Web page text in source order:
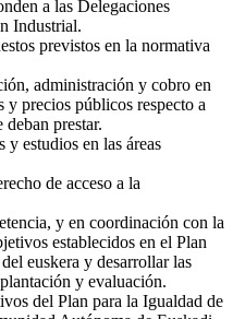
a las Delegaciones
Industrial.
previstos en la normativa
administración y cobro en
y precios públicos respecto a
prestar.
y estudios en las áreas
de acceso a la
y en coordinación con la
establecidos en el Plan
euskera y desarrollar las
y evaluación.
del Plan para la Igualdad de